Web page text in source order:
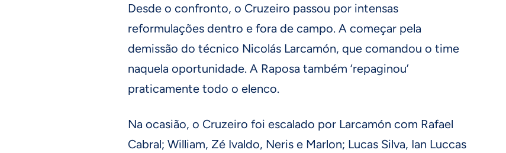
Desde o confronto, o Cruzeiro passou por intensas
reformulações dentro e fora de campo. A começar pela
demissão do técnico Nicolás Larcamón, que comandou o time
naquela oportunidade. A Raposa também ‘repaginou’
praticamente todo o elenco.
Na ocasião, o Cruzeiro foi escalado por Larcamón com Rafael
Cabral; William, Zé Ivaldo, Neris e Marlon; Lucas Silva, Ian Luccas